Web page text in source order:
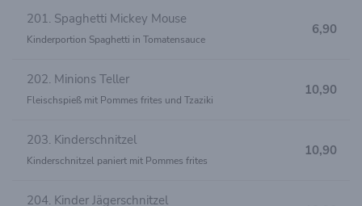
201. Spaghetti Mickey Mouse
Kinderportion Spaghetti in Tomatensauce
6,90
202. Minions Teller
Fleischspieß mit Pommes frites und Tzaziki
10,90
203. Kinderschnitzel
Kinderschnitzel paniert mit Pommes frites
10,90
204. Kinder Jägerschnitzel